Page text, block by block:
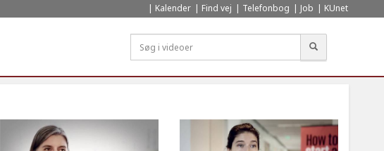
Kalender Find vej Telefonbog Job KUnet